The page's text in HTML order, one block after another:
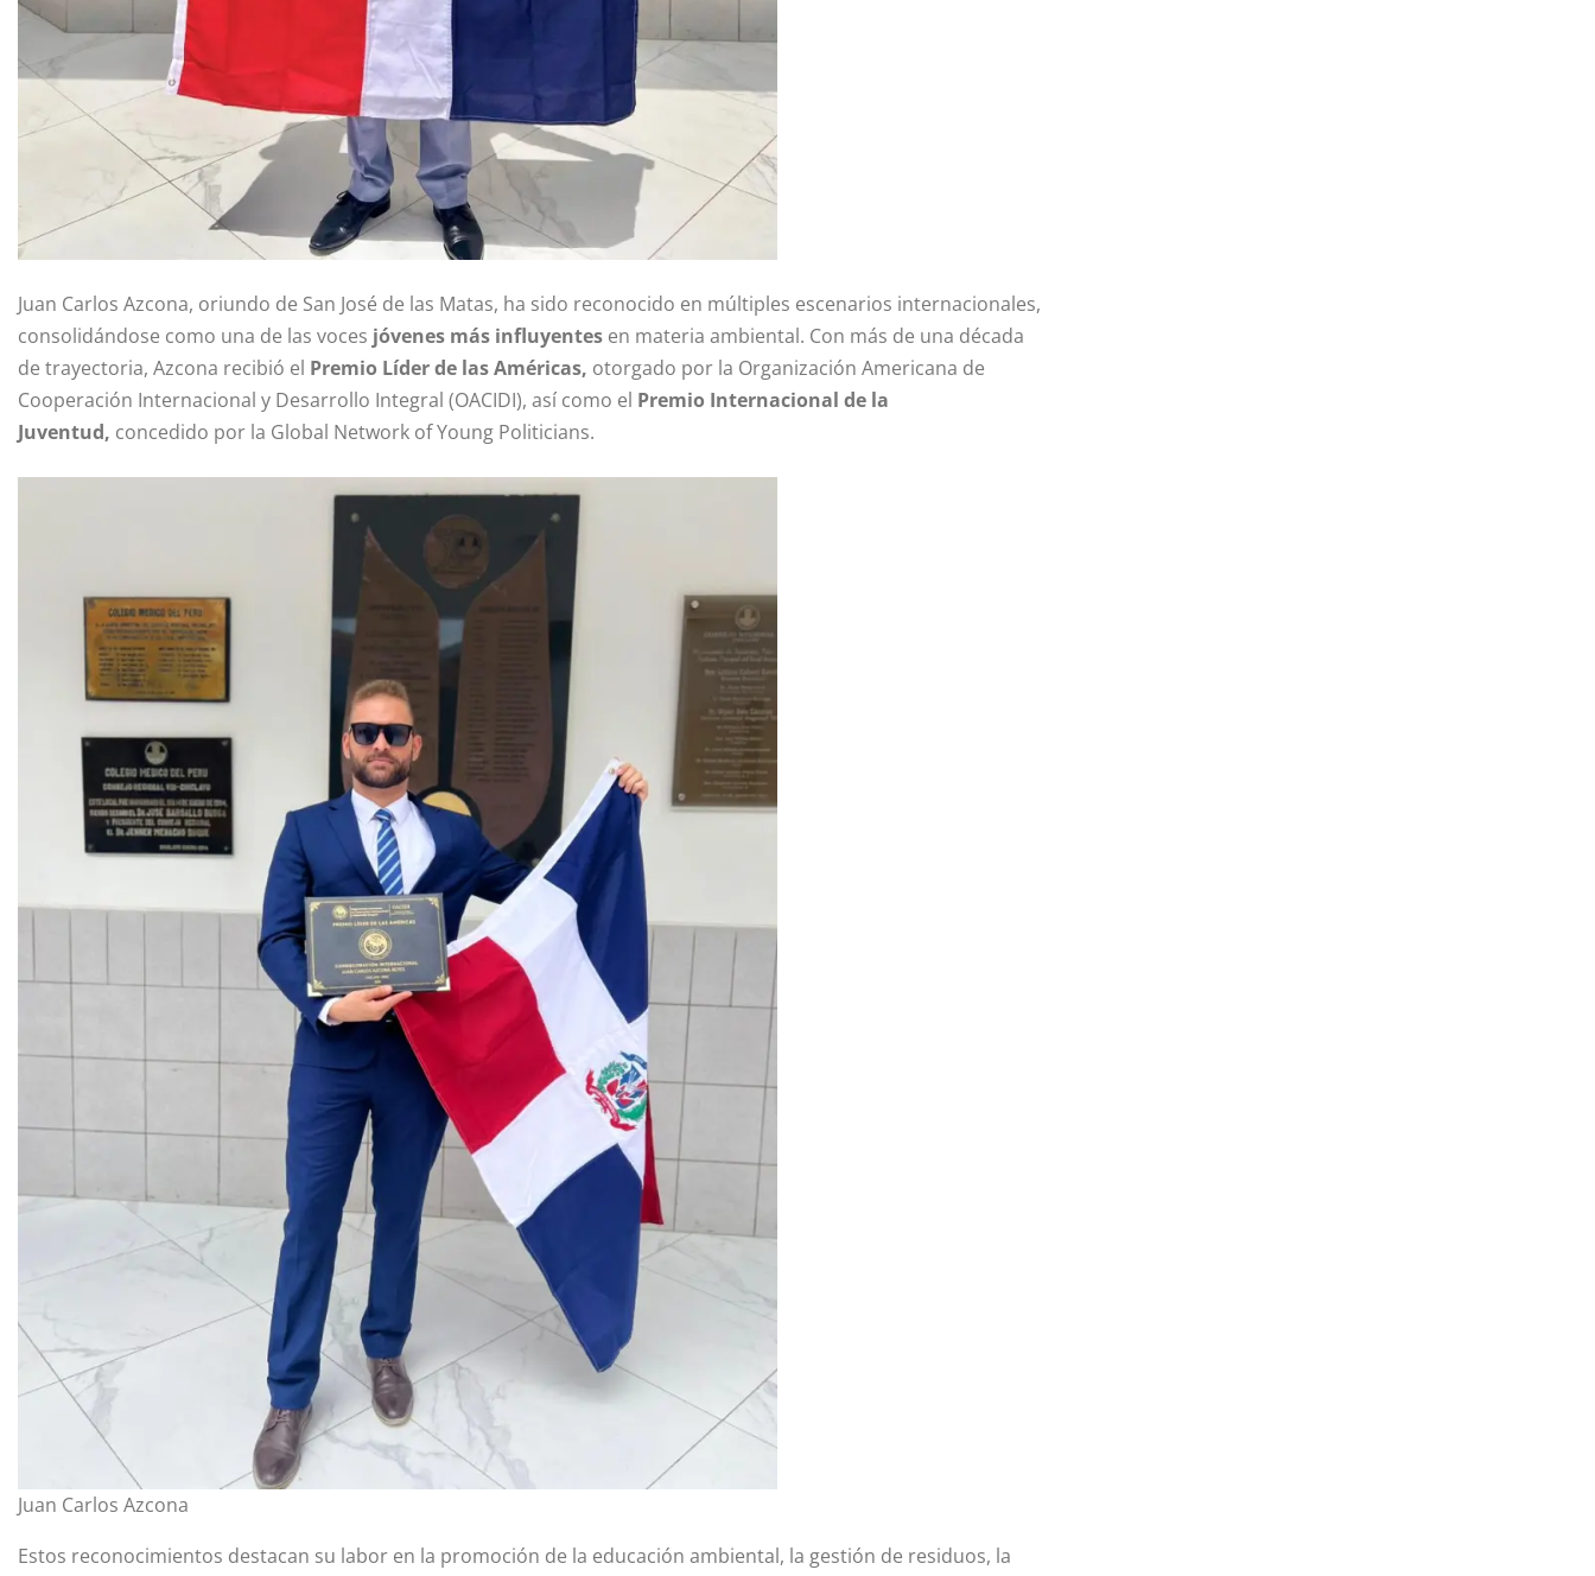
Juan Carlos Azcona, oriundo de San José de las Matas, ha sido reconocido en múltiples escenarios internacionales,
consolidándose como una de las voces jóvenes más influyentes en materia ambiental. Con más de una década
de trayectoria, Azcona recibió el Premio Líder de las Américas, otorgado por la Organización Americana de
Cooperación Internacional y Desarrollo Integral (OACIDI), así como el Premio Internacional de la
Juventud, concedido por la Global Network of Young Politicians.
Juan Carlos Azcona
Estos reconocimientos destacan su labor en la promoción de la educación ambiental, la gestión de residuos, la